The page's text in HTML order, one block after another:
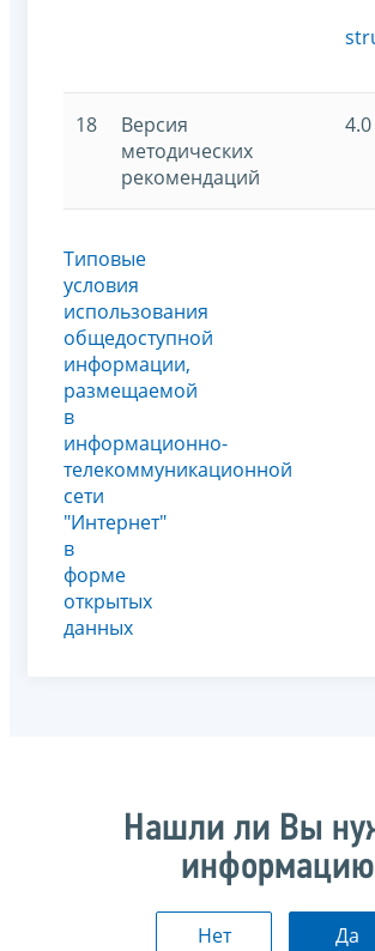
18
Версия
методических
рекомендаций
4.0
Типовые
условия
использования
общедоступной
информации,
размещаемой
в
информационно-
телекоммуникационной
сети
"Интернет"
в
форме
открытых
данных
Нашли ли Вы
Нет Да